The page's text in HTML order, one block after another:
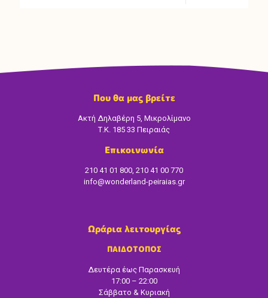
Που θα μας βρείτε
Ακτή Δηλαβέρη 5, Μικρολίμανο
Τ.Κ. 185 33 Πειραιάς
Επικοινωνία
210 41 01 800, 210 41 00 770
info@wonderland-peiraias.gr
Ωράρια λειτουργίας
ΠΑΙΔΟΤΟΠΟΣ
Δευτέρα έως Παρασκευή
17:00 – 22:00
Σάββατο & Κυριακή